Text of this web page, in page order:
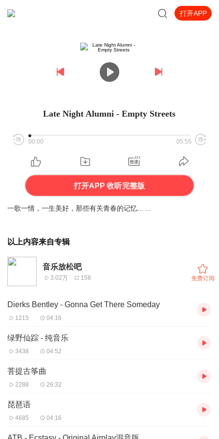
打开APP
Late Night Alumni - Empty Streets
00:00 05:55
打开APP 收听完整版
一歌一情，一生美好，那些有关青春的记忆... ...
以上内容来自专辑
音乐放松吧
3.02万 158 免费订阅
Dierks Bentley - Gonna Get There Someday
1215 04:16
绿野仙踪 - 纯音乐
3438 04:52
菩提古筝曲
2288 26:32
琵琶语
4685 04:16